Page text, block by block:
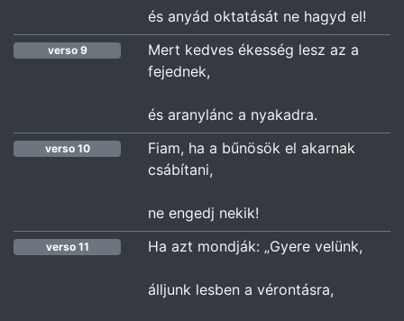
és anyád oktatását ne hagyd el!
verso 9
Mert kedves ékesség lesz az a
fejednek,
és aranylánc a nyakadra.
verso 10
Fiam, ha a bűnösök el akarnak
csábítani,
ne engedj nekik!
verso 11 Ha azt mondják: „Gyere velünk,
álljunk lesben a vérontásra,